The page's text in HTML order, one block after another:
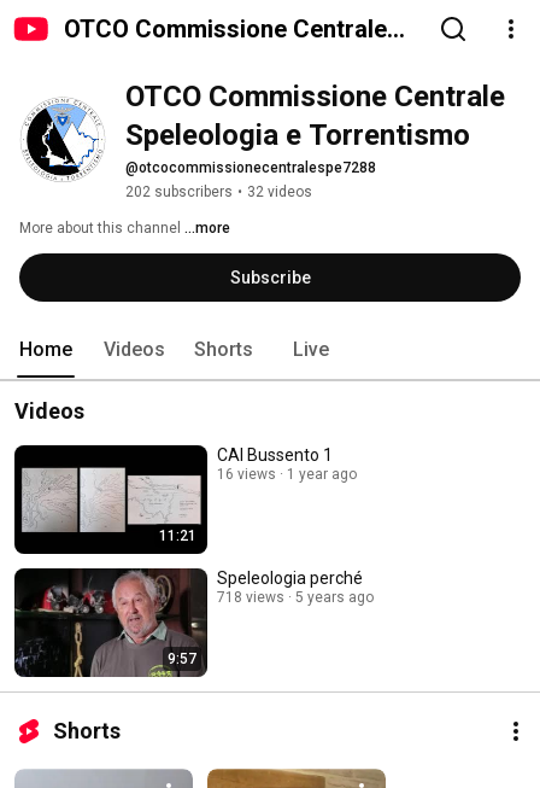
OTCO Commissione Centrale
OTCO Commissione Centrale
Speleologia e Torrentismo
@otcocommissionecentralespe7288
202 subscribers • 32 videos
More about this channel ...more
Subscribe
Home Videos Shorts Live
Videos
11:21
CAI Bussento 1
16 views 1 year ago
9:57
Speleologia perché
718 views 5 years ago
Shorts